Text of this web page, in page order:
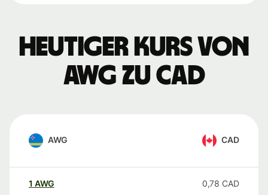
Heutiger Kurs von
AWG zu CAD
AWG CAD
1 AWG 0,78 CAD